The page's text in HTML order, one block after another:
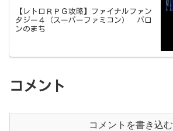
【レトロＲＰＧ攻略】ファイナルファン
タジー４（スーパーファミコン） バロ
ンのまち
コメント
コメントを書き込む